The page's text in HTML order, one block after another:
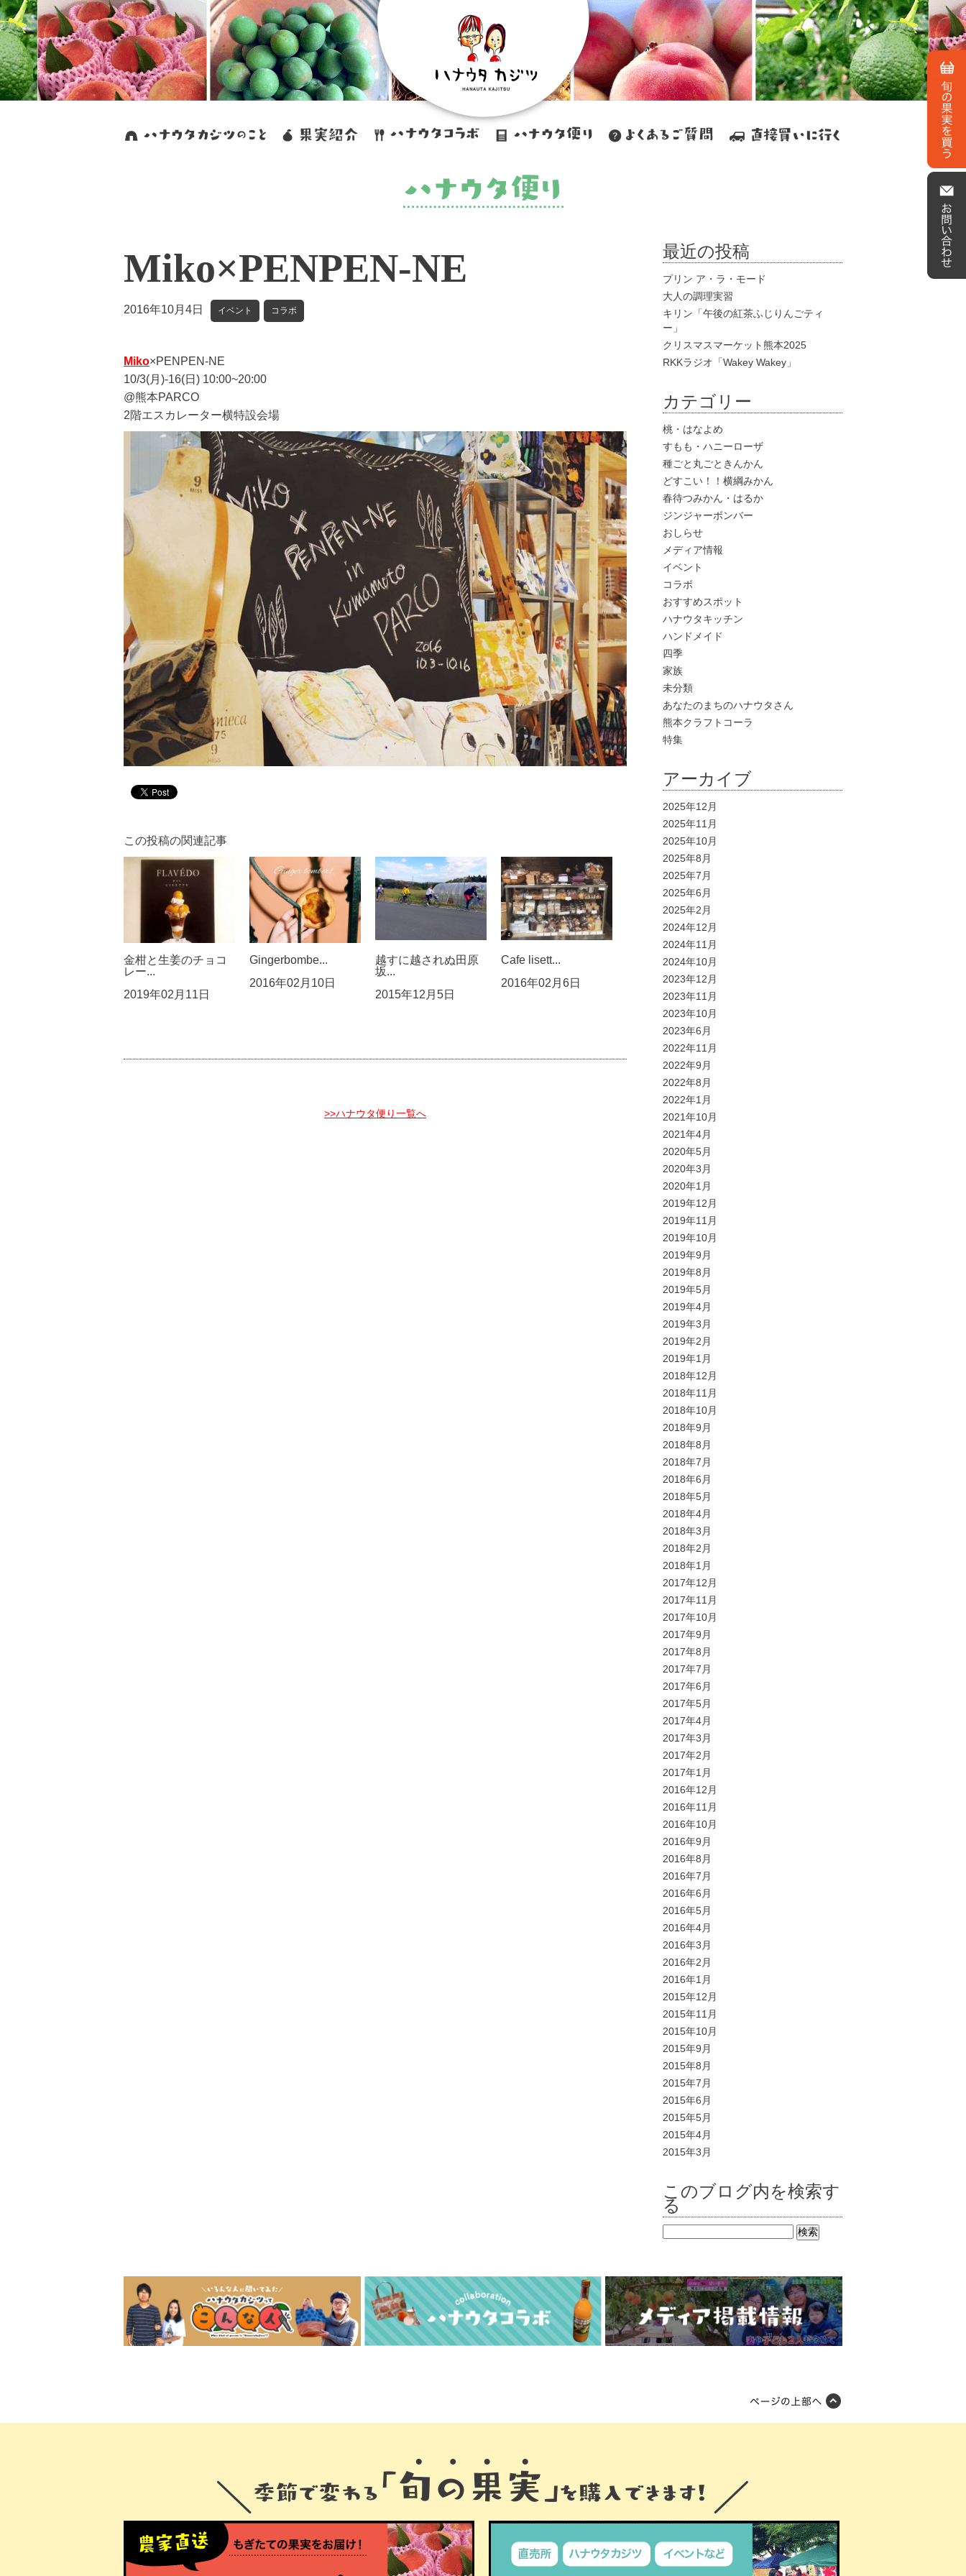
Miko×PENPEN-NE
2016年10月4日 イベント コラボ
Miko×PENPEN-NE
10/3(月)-16(日) 10:00~20:00
@熊本PARCO
2階エスカレーター横特設会場
この投稿の関連記事
金柑と生姜のチョコ
レー...
2019年02月11日
Gingerbombe...
2016年02月10日
越すに越されぬ田原
坂...
2015年12月5日
Cafe lisett...
2016年02月6日
>>ハナウタ便り一覧へ
最近の投稿
プリン ア・ラ・モード
大人の調理実習
キリン「午後の紅茶ふじりんごティ
ー」
クリスマスマーケット熊本2025
RKKラジオ「Wakey Wakey」
カテゴリー
桃・はなよめ
すもも・ハニーローザ
種ごと丸ごときんかん
どすこい！！横綱みかん
春待つみかん・はるか
ジンジャーボンバー
おしらせ
メディア情報
イベント
コラボ
おすすめスポット
ハナウタキッチン
ハンドメイド
四季
家族
未分類
あなたのまちのハナウタさん
熊本クラフトコーラ
特集
アーカイブ
2025年12月
2025年11月
2025年10月
2025年8月
2025年7月
2025年6月
2025年2月
2024年12月
2024年11月
2024年10月
2023年12月
2023年11月
2023年10月
2023年6月
2022年11月
2022年9月
2022年8月
2022年1月
2021年10月
2021年4月
2020年5月
2020年3月
2020年1月
2019年12月
2019年11月
2019年10月
2019年9月
2019年8月
2019年5月
2019年4月
2019年3月
2019年2月
2019年1月
2018年12月
2018年11月
2018年10月
2018年9月
2018年8月
2018年7月
2018年6月
2018年5月
2018年4月
2018年3月
2018年2月
2018年1月
2017年12月
2017年11月
2017年10月
2017年9月
2017年8月
2017年7月
2017年6月
2017年5月
2017年4月
2017年3月
2017年2月
2017年1月
2016年12月
2016年11月
2016年10月
2016年9月
2016年8月
2016年7月
2016年6月
2016年5月
2016年4月
2016年3月
2016年2月
2016年1月
2015年12月
2015年11月
2015年10月
2015年9月
2015年8月
2015年7月
2015年6月
2015年5月
2015年4月
2015年3月
このブログ内を検索す
る